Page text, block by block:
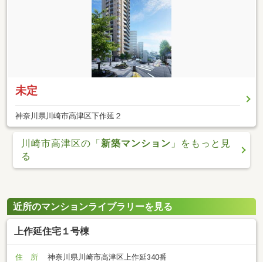
未定
神奈川県川崎市高津区下作延２
川崎市高津区の「新築マンション 」をもっと見
る
近所のマンションライブラリーを見る
上作延住宅１号棟
住 所
神奈川県川崎市高津区上作延340番